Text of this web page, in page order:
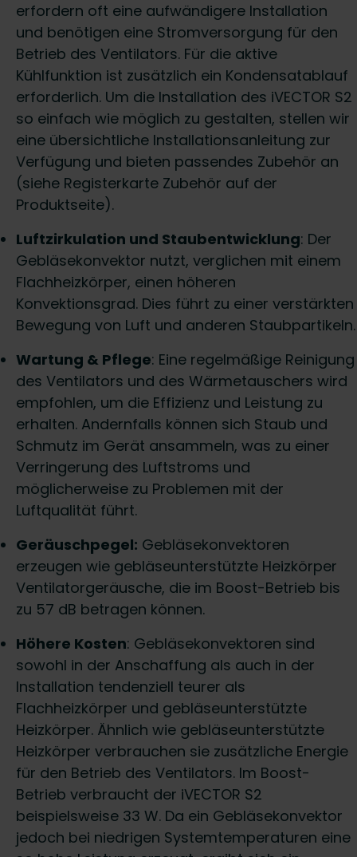
erfordern oft eine aufwändigere Installation
und benötigen eine Stromversorgung für den
Betrieb des Ventilators. Für die aktive
Kühlfunktion ist zusätzlich ein Kondensatablauf
erforderlich. Um die Installation des iVECTOR S2
so einfach wie möglich zu gestalten, stellen wir
eine übersichtliche Installationsanleitung zur
Verfügung und bieten passendes Zubehör an
(siehe Registerkarte Zubehör auf der
Produktseite).
Luftzirkulation und Staubentwicklung: Der
Gebläsekonvektor nutzt, verglichen mit einem
Flachheizkörper, einen höheren
Konvektionsgrad. Dies führt zu einer verstärkten
Bewegung von Luft und anderen Staubpartikeln.
Wartung & Pflege: Eine regelmäßige Reinigung
des Ventilators und des Wärmetauschers wird
empfohlen, um die Effizienz und Leistung zu
erhalten. Andernfalls können sich Staub und
Schmutz im Gerät ansammeln, was zu einer
Verringerung des Luftstroms und
möglicherweise zu Problemen mit der
Luftqualität führt.
Geräuschpegel: Gebläsekonvektoren
erzeugen wie gebläseunterstützte Heizkörper
Ventilatorgeräusche, die im Boost-Betrieb bis
zu 57 dB betragen können.
Höhere Kosten: Gebläsekonvektoren sind
sowohl in der Anschaffung als auch in der
Installation tendenziell teurer als
Flachheizkörper und gebläseunterstützte
Heizkörper. Ähnlich wie gebläseunterstützte
Heizkörper verbrauchen sie zusätzliche Energie
für den Betrieb des Ventilators. Im Boost-
Betrieb verbraucht der iVECTOR S2
beispielsweise 33 W. Da ein Gebläsekonvektor
jedoch bei niedrigen Systemtemperaturen eine